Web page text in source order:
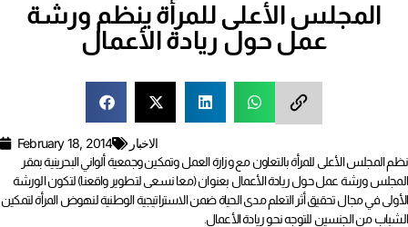
المجلس الأعلى للمرأة ينظم ورشة
عمل حول ريادة الأعمال
February 18, 2014 الاخبار
نظم المجلس الأعلى للمرأة بالتعاون مع وزارة العمل وتمكين وجمعية ألواني البحرينية بمقر
المجلس ورشة عمل حول ريادة الأعمال بعنوان (معا نسعى لتطوير واقعنا) لتكون الورشة
الأولى في مجال تحقيق أثر التعلم مدى الحياة ضمن الاستراتيجية الوطنية لنهوض المرأة لتمكين
الشباب من الجنسين للتوجه نحو ريادة الأعمال.